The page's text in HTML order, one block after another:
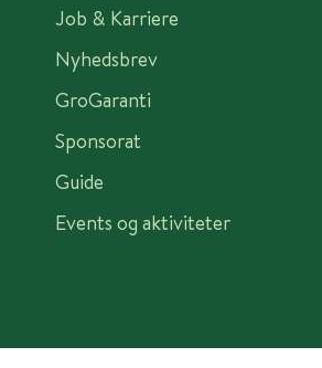
Job & Karriere
Nyhedsbrev
GroGaranti
Sponsorat
Guide
Events og aktiviteter